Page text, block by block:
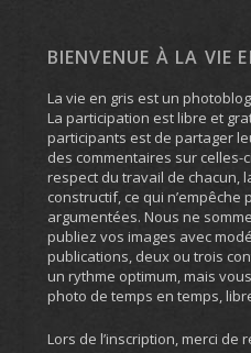
BIENVENUE À LA VIE
La vie en gris est un
La participation est libre et
participants est de partager
des commentaires sur celles-
respect du travail de chacun,
constructif, ce qui n’empêche
argumentées. Nous ne
publiez vos images avec
publications, deux ou trois
un rythme optimum, mais
photo de temps en temps,
Lors de l’inscription, merci de